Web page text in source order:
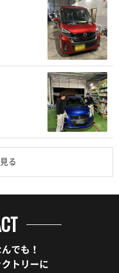
る
でも！
トリーに